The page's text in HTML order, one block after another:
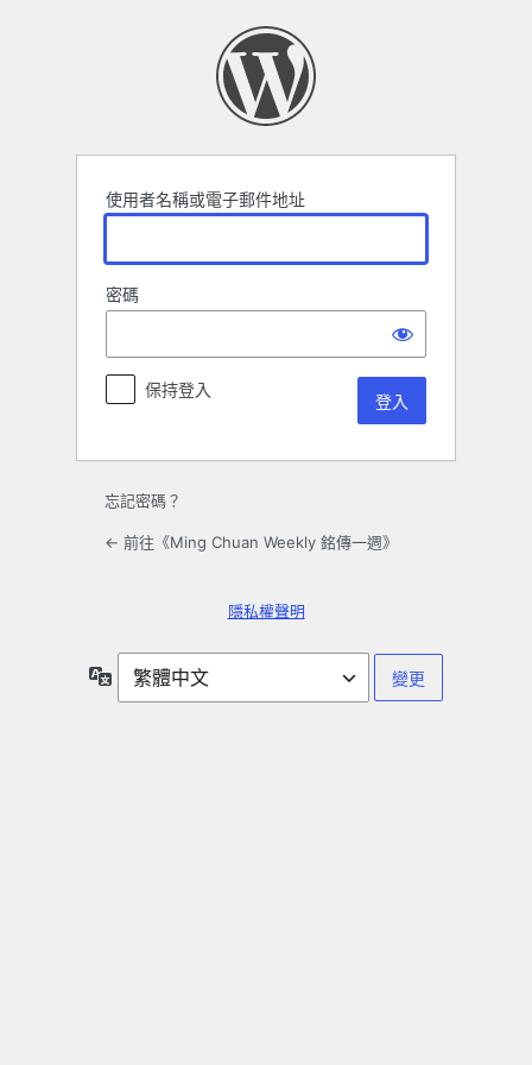
使用者名稱或電子郵件地址
密碼
保持登入
忘記密碼？
← 前往《Ming Chuan Weekly 銘傳一週》
隱私權聲明
言